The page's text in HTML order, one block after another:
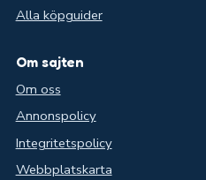
Alla köpguider
Om sajten
Om oss
Annonspolicy
Integritetspolicy
Webbplatskarta